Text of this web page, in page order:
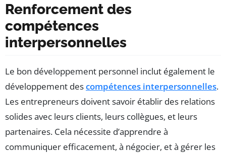
Renforcement des
compétences
interpersonnelles
Le bon développement personnel inclut également le
développement descompétences interpersonnelles.
Les entrepreneurs doivent savoir établir des relations
solides avec leurs clients, leurs collègues, et leurs
partenaires. Cela nécessite d’apprendre à
communiquer efficacement, à négocier, et à gérer les